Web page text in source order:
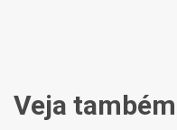
Veja também